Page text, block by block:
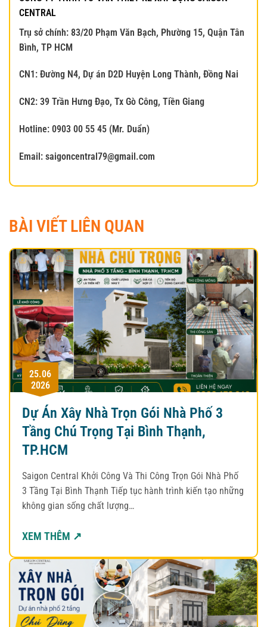
CENTRAL
Trụ sở chính: 83/20 Phạm Văn Bạch, Phường 15, Quận Tân
Bình, TP HCM
CN1: Đường N4, Dự án D2D Huyện Long Thành, Đồng Nai
CN2: 39 Trần Hưng Đạo, Tx Gò Công, Tiền Giang
Hotline: 0903 00 55 45 (Mr. Duẩn)
Email: saigoncentral79@gmail.com
BÀI VIẾT LIÊN QUAN
25.06
2026
Dự Án Xây Nhà Trọn Gói Nhà Phố 3
Tầng Chú Trọng Tại Bình Thạnh,
TP.HCM
Saigon Central Khởi Công Và Thi Công Trọn Gói Nhà Phố
3 Tầng Tại Bình Thạnh Tiếp tục hành trình kiến tạo những
không gian sống chất lượng…
XEM THÊM ↗